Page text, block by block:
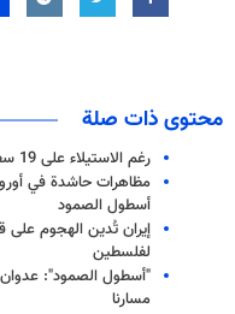
محتوى ذات صلة
رغم الاستيلاء على 19 سفينة.. قافلة "الصمود" لم تستسلم
مظاهرات حاشدة في
أسطول الصمود
إيران تُدين الهجوم
لفلسطين
"أسطول الصمود": عدوان
مسارنا